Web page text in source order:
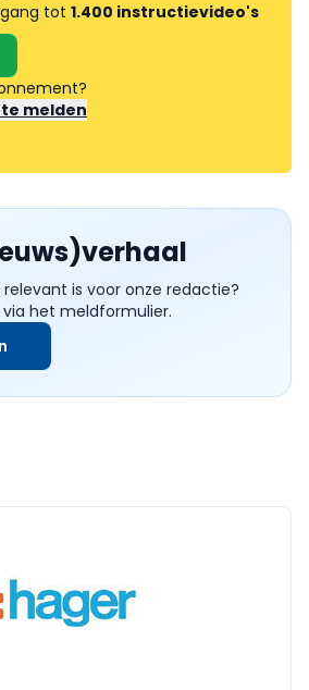
tot 1.400 instructievideo's
melden
is voor onze redactie?
het meldformulier.